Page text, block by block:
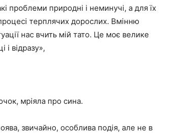
проблеми природні і неминучі, а для їх
терплячих дорослих. Вмінню
нас вчить мій тато. Це моє велике
і відразу»,
мріяла про сина.
звичайно, особлива подія, але не в